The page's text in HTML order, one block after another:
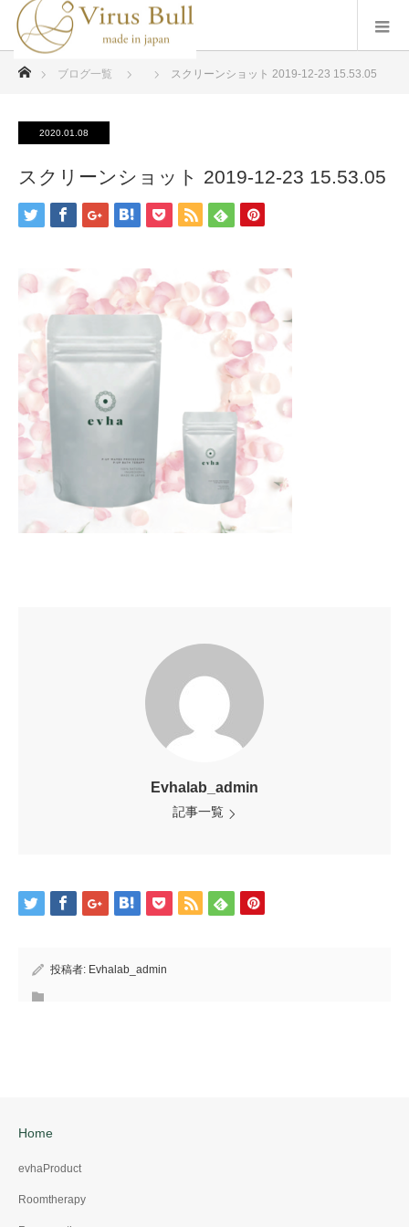
ブログ一覧 スクリーンショット 2019-12-23 15.53.05
2020.01.08
スクリーンショット 2019-12-23 15.53.05
Evhalab_admin
記事一覧
投稿者: Evhalab_admin
Home
evhaProduct
Roomtherapy